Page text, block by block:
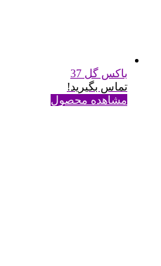
باکس گل 37
تماس بگیرید!
مشاهده محصول